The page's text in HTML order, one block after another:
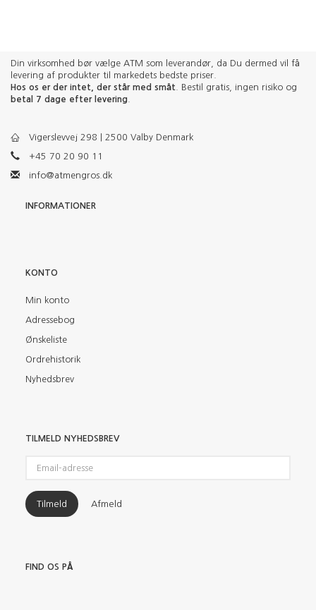
Din virksomhed bør vælge ATM som leverandør, da Du dermed vil få
levering af produkter til markedets bedste priser.
Hos os er der intet, der står med småt . Bestil gratis, ingen risiko og
betal 7 dage efter levering
Vigerslevvej 298 | 2500 Valby Denmark
+45 70 20 90 11
info@atmengros.dk
INFORMATIONER
KONTO
Min konto
Adressebog
Ønskeliste
Ordrehistorik
Nyhedsbrev
TILMELD NYHEDSBREV
adresse
Tilmeld Afmeld
FIND OS PÅ